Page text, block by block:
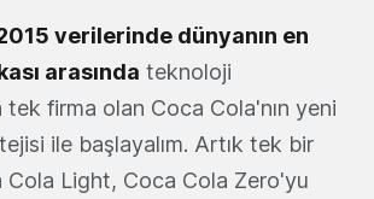
verilerinde dünyanın en
arasında teknoloji
firma olan Coca Cola'nın yeni
ile başlayalım. Artık tek bir
Cola Light, Coca Cola Zero'yu